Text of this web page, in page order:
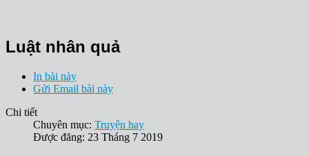
Luật nhân quả
In bài này
Gửi Email bài này
Chi tiết
Chuyên mục: Truyện hay
Được đăng: 23 Tháng 7 2019